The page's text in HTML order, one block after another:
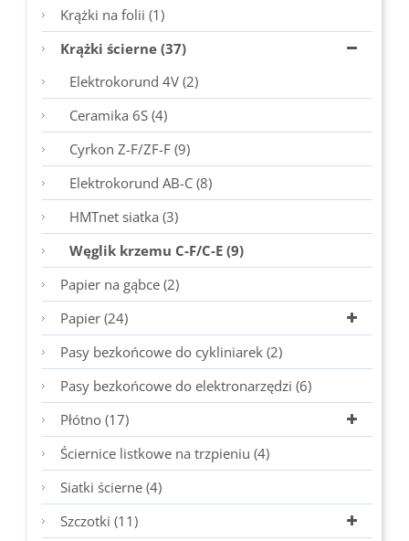
Krążki na folii (1)
Krążki ścierne (37)
Elektrokorund 4V (2)
Ceramika 6S (4)
Cyrkon Z-F/ZF-F (9)
Elektrokorund AB-C (8)
HMTnet siatka (3)
Węglik krzemu C-F/C-E (9)
Papier na gąbce (2)
Papier (24)
Pasy bezkońcowe do cykliniarek (2)
Pasy bezkońcowe do elektronarzędzi (6)
Płótno (17)
Ściernice listkowe na trzpieniu (4)
Siatki ścierne (4)
Szczotki (11)